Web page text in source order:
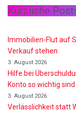
Kürzliche
Immobilien-Flut auf
Verkauf stehen
3. August 2026
Hilfe bei
Konto so wichtig sind
3. August 2026
Verlässlichkeit statt